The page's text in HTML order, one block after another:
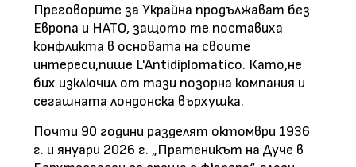
Преговорите за Украйна продължават без
Европа и НАТО, защото те поставиха
конфликта в основата на своите
интереси,пише L'Antidiplomatico. Като,не
бих изключил от тази позорна компания и
сегашната лондонска върхушка.
Почти 90 години разделят октомври 1936
г. и януари 2026 г. „Пратеникът на Дуче в